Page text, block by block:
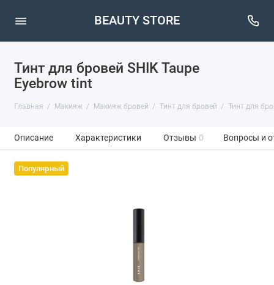
BEAUTY STORE
Тинт для бровей SHIK Taupe
Eyebrow tint
Главная Макияж Макияж бровей Тинт для бровей Тинт для
Описание Характеристики Отзывы 0 Вопросы и
Популярный